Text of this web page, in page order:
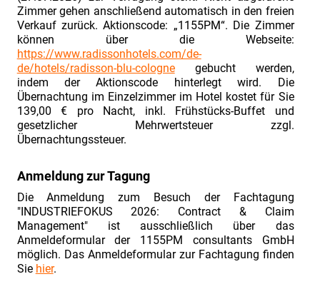
Zimmer gehen anschließend automatisch in den freien
Verkauf zurück. Aktionscode: „1155PM“. Die Zimmer
können über die Webseite:
https://www.radissonhotels.com/de-
de/hotels/radisson-blu-colognegebucht werden,
indem der Aktionscode hinterlegt wird. Die
Übernachtung im Einzelzimmer im Hotel kostet für Sie
139,00 € pro Nacht, inkl. Frühstücks-Buffet und
gesetzlicher Mehrwertsteuer zzgl.
Übernachtungssteuer.
Anmeldung zur Tagung
Die Anmeldung zum Besuch der Fachtagung
"INDUSTRIEFOKUS 2026: Contract & Claim
Management" ist ausschließlich über das
Anmeldeformular der 1155PM consultants GmbH
möglich. Das Anmeldeformular zur Fachtagung finden
Sie hier.
Contract
&
Management“
vom
02./
03.07.2019.
Fachtagung
„Industriefokus
2019:
Contract
&
Claim
Management“